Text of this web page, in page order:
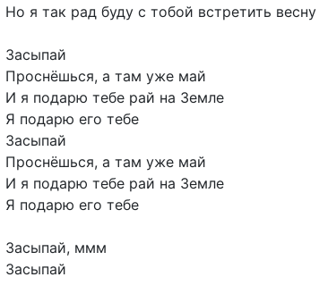
Но я так рад буду с тобой встретить весну
Засыпай
Проснёшься, а там уже май
И я подарю тебе рай на Земле
Я подарю его тебе
Засыпай
Проснёшься, а там уже май
И я подарю тебе рай на Земле
Я подарю его тебе
Засыпай, ммм
Засыпай